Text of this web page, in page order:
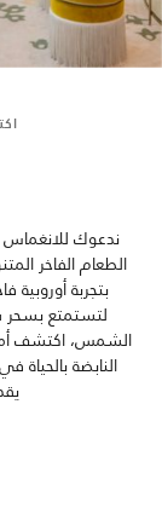
ندعوك للانغماس
الطعام الفاخر
لتستمتع بسحر
الشمس، اكتشف
النابضة بالحياة